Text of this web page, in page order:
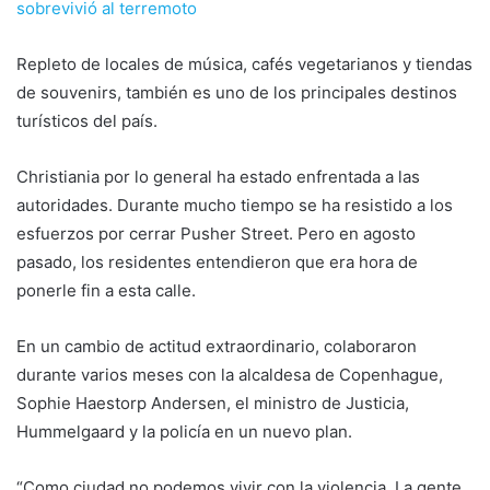
sobrevivió al terremoto
Repleto de locales de música, cafés vegetarianos y tiendas
de souvenirs, también es uno de los principales destinos
turísticos del país.
Christiania por lo general ha estado enfrentada a las
autoridades. Durante mucho tiempo se ha resistido a los
esfuerzos por cerrar Pusher Street. Pero en agosto
pasado, los residentes entendieron que era hora de
ponerle fin a esta calle.
En un cambio de actitud extraordinario, colaboraron
durante varios meses con la alcaldesa de Copenhague,
Sophie Haestorp Andersen, el ministro de Justicia,
Hummelgaard y la policía en un nuevo plan.